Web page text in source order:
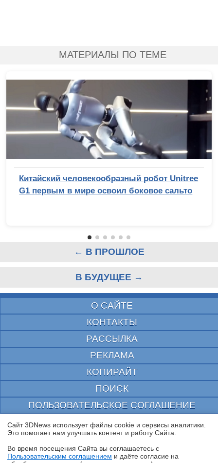
МАТЕРИАЛЫ ПО ТЕМЕ
Китайский человекообразный робот Unitree
G1 первым в мире освоил боковое сальто
← В ПРОШЛОЕ
В БУДУЩЕЕ →
О САЙТЕ
КОНТАКТЫ
РАССЫЛКА
РЕКЛАМА
КОПИРАЙТ
ПОИСК
ПОЛЬЗОВАТЕЛЬСКОЕ СОГЛАШЕНИЕ
ЗАЩИЩЕНО CURATOR
© 1997—2026 Электронное периодическое издание "3ДНьюс" | Свидетельство о
выдано Федеральной Службой по надзору за соблюдением законодательства в сфере
массовых коммуникаций и охране культурного наследия
Сайт 3DNews использует файлы cookie и сервисы аналитики.
Это помогает нам улучшать контент и работу Cайта.
Во время посещения Cайта вы соглашаетесь с
Пользовательским соглашением и даёте согласие на